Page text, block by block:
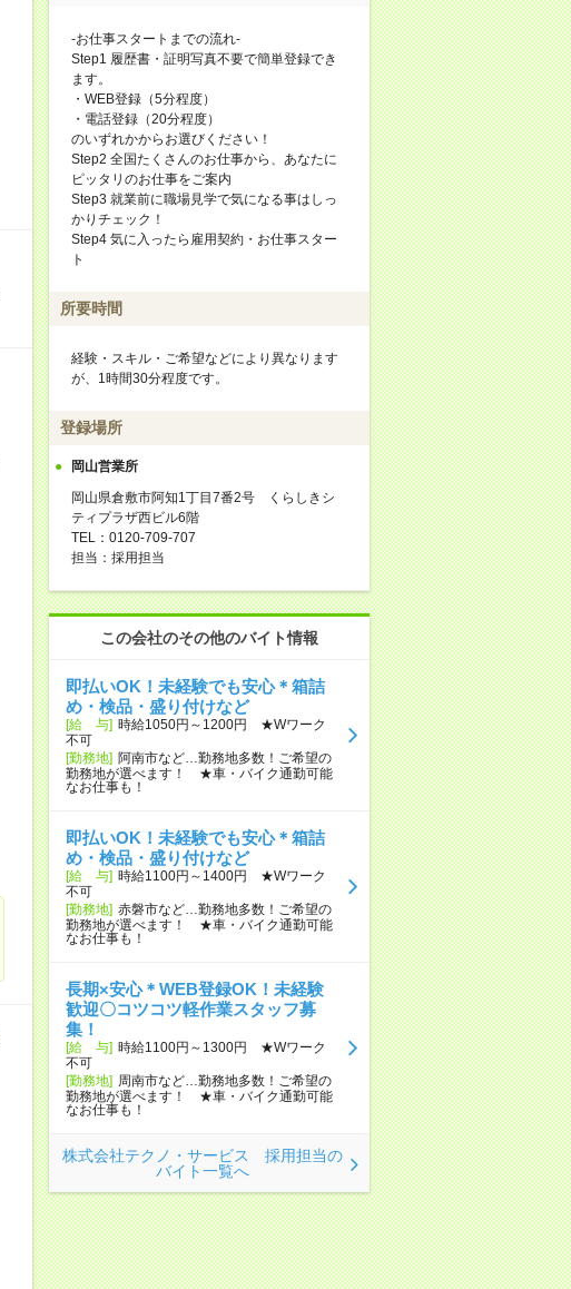
-お仕事スタートまでの流れ-
Step1 履歴書・証明写真不要で簡単登録でき
ます。
・WEB登録（5分程度）
・電話登録（20分程度）
のいずれかからお選びください！
Step2 全国たくさんのお仕事から、あなたに
ピッタリのお仕事をご案内
Step3 就業前に職場見学で気になる事はしっ
かりチェック！
Step4 気に入ったら雇用契約・お仕事スター
ト
所要時間
経験・スキル・ご希望などにより異なります
が、1時間30分程度です。
登録場所
岡山営業所
岡山県倉敷市阿知1丁目7番2号 くらしきシ
ティプラザ西ビル6階
TEL：0120-709-707
担当：採用担当
この会社のその他のバイト情報
即払いOK！未経験でも安心＊箱詰
め・検品・盛り付けなど
[給 与] 時給1050円～1200円 ★Wワーク
不可
[勤務地] 阿南市など…勤務地多数！ご希望の
勤務地が選べます！ ★車・バイク通勤可能
なお仕事も！
即払いOK！未経験でも安心＊箱詰
め・検品・盛り付けなど
[給 与] 時給1100円～1400円 ★Wワーク
不可
[勤務地] 赤磐市など…勤務地多数！ご希望の
勤務地が選べます！ ★車・バイク通勤可能
なお仕事も！
長期×安心＊WEB登録OK！未経験
歓迎〇コツコツ軽作業スタッフ募
集！
[給 与] 時給1100円～1300円 ★Wワーク
不可
[勤務地] 周南市など…勤務地多数！ご希望の
勤務地が選べます！ ★車・バイク通勤可能
なお仕事も！
株式会社テクノ・サービス 採用担当の
バイト一覧へ